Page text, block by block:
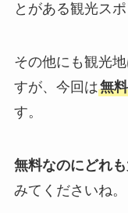
とがある観光ス
その他にも観光
すが、今回は無
す。
無料なのにどれも
みてくださいね。